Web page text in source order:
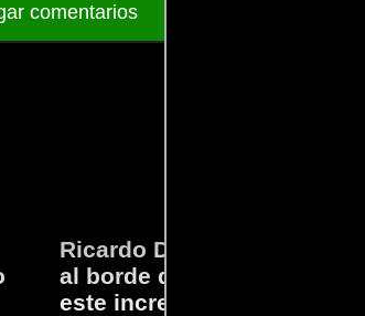
comentarios
Ricardo Darín te llevará
al borde del asiento en
este increíble thriller